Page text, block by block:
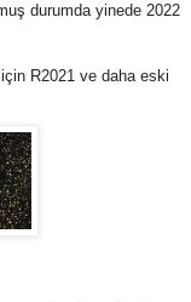
durumda yinede 2022
R2021 ve daha eski